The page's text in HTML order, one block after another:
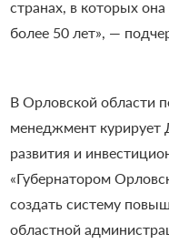
странах, в которых
более 50 лет», —
В Орловской области
менеджмент курирует
развития и
«Губернатором
создать систему
областной